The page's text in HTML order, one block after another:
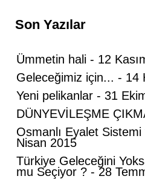
Son Yazılar
Ümmetin hali - 12
Geleceğimiz için... - 14
Yeni pelikanlar - 31
DÜNYEVİLEŞME
Osmanlı Eyalet
Nisan 2015
Türkiye Geleceğini
mu Seçiyor ? - 28